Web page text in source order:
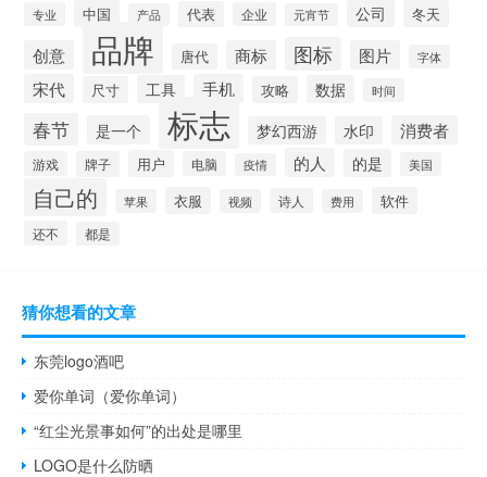
专业 中国 产品 代表 企业 元宵节 公司 冬天
创意 品牌 唐代 商标 图标 图片 字体
宋代 尺寸 工具 手机 攻略 数据 时间
春节 是一个 标志 梦幻西游 水印 消费者
游戏 牌子 用户 电脑 疫情 的人 的是 美国
自己的 苹果 衣服 视频 诗人 费用 软件
还不 都是
猜你想看的文章
东莞logo酒吧
爱你单词（爱你单词）
“红尘光景事如何”的出处是哪里
LOGO是什么防晒